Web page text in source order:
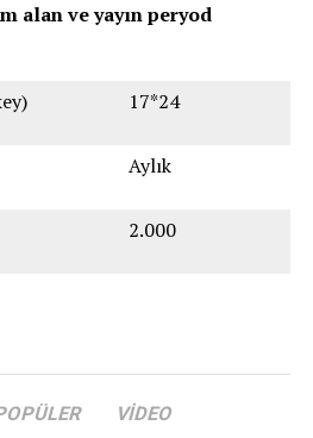
alan ve yayın peryod
17*24
Aylık
2.000
VIDEO